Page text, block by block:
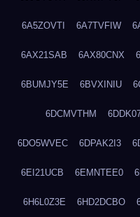
6A5ZOVTI 6A7TVFIW
6AX21SAB 6AX80CNX
6BUMJY5E 6BVXINIU
6DCMVTHM
6DO5WVEC 6DPAK2I3
6EI21UCB 6EMNTEE0
6H6L0Z3E 6HD2DCBO